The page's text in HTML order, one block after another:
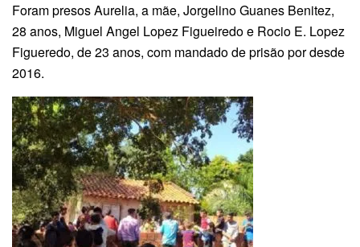
Foram presos Aurelia, a mãe, Jorgelino Guanes Benitez,
28 anos, Miguel Angel Lopez Figueiredo e Rocio E. Lopez
Figueredo, de 23 anos, com mandado de prisão por desde
2016.